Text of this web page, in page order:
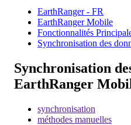
EarthRanger - FR
EarthRanger Mobile
Fonctionnalités
Synchronisation des
Synchronisation
EarthRanger
synchronisation
méthodes manuelles